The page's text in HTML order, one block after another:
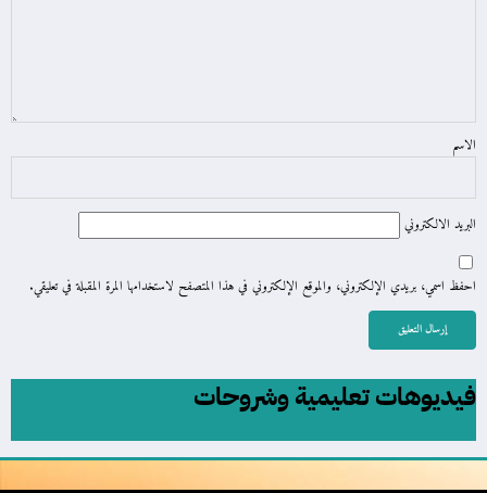
الاسم
البريد الالكتروني
احفظ اسمي، بريدي الإلكتروني، والموقع الإلكتروني في هذا المتصفح لاستخدامها المرة المقبلة في تعليقي.
فيديوهات تعليمية وشروحات